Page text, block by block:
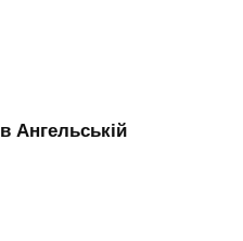
Ангельській